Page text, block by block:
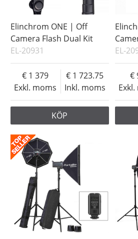
Elinchrom ONE | Off
Camera Flash Dual Kit
EL-20931
Exkl. moms
1 379
Inkl. moms
1 723.75
KÖP
EL-